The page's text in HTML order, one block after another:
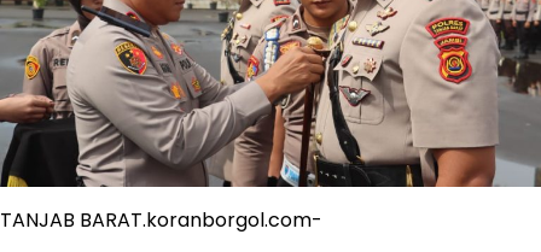
TANJAB BARAT.koranborgol.com-